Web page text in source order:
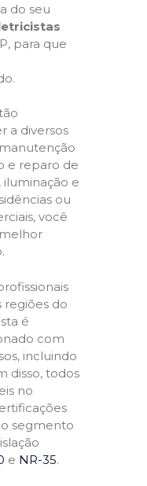
do seu
para que
a diversos
e reparo de
iluminação e
ou
você
regiões do
é
com
incluindo
disso, todos
no
segmento
e NR-35.